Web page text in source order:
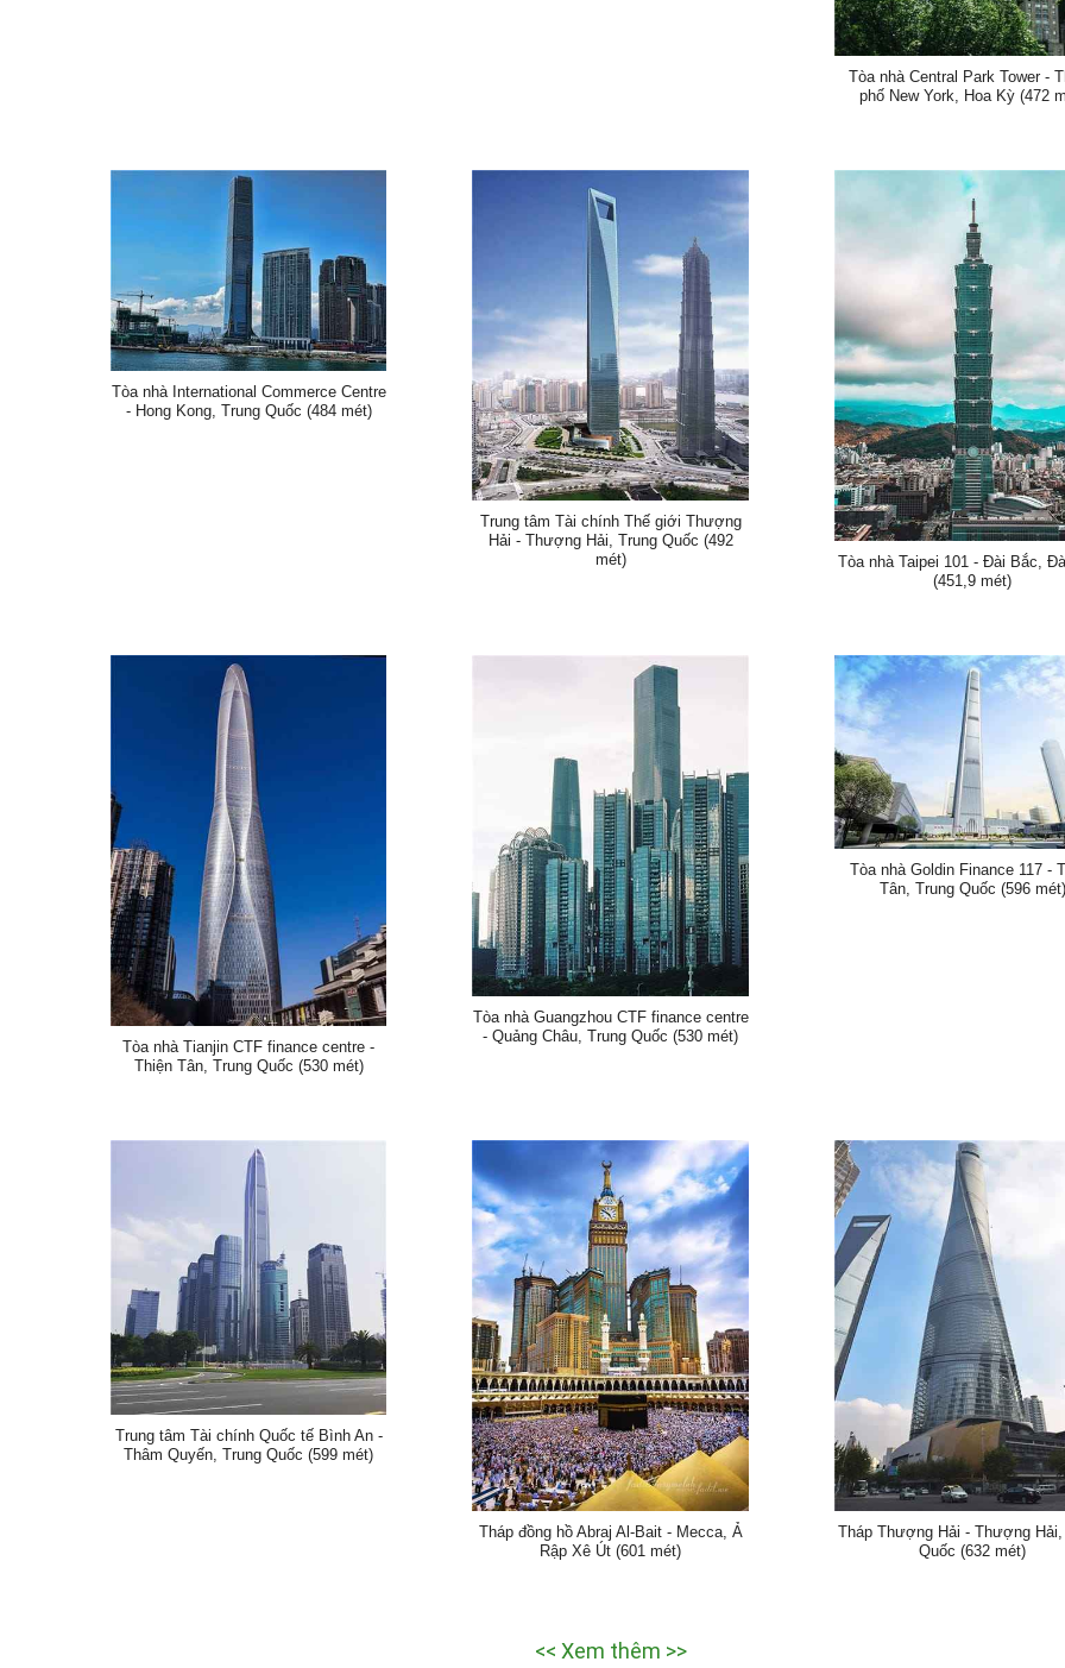
Tòa nhà Central Park Tower -
phố New York, Hoa Kỳ (472
Tòa nhà International Commerce Centre
- Hong Kong, Trung Quốc (484 mét)
Trung tâm Tài chính Thế giới Thượng
Hải - Thượng Hải, Trung Quốc (492
mét)
Tòa nhà Taipei 101 - Đài Bắc,
(451,9 mét)
Tòa nhà Tianjin CTF finance centre -
Thiện Tân, Trung Quốc (530 mét)
Tòa nhà Guangzhou CTF finance centre
- Quảng Châu, Trung Quốc (530 mét)
Tòa nhà Goldin Finance 117 -
Tân, Trung Quốc (596 mét)
Trung tâm Tài chính Quốc tế Bình An -
Thâm Quyến, Trung Quốc (599 mét)
Tháp đồng hồ Abraj Al-Bait - Mecca, Ả
Rập Xê Út (601 mét)
Tháp Thượng Hải - Thượng Hải,
Quốc (632 mét)
<< Xem thêm >>